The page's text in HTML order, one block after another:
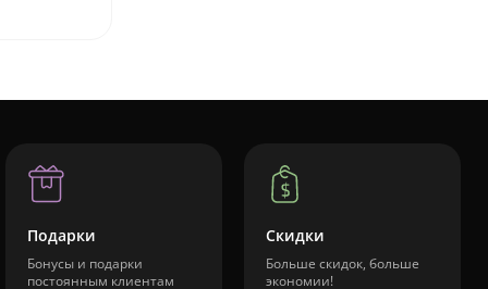
Подарки
Бонусы и подарки
постоянным клиентам
Скидки
Больше скидок, больше
экономии!